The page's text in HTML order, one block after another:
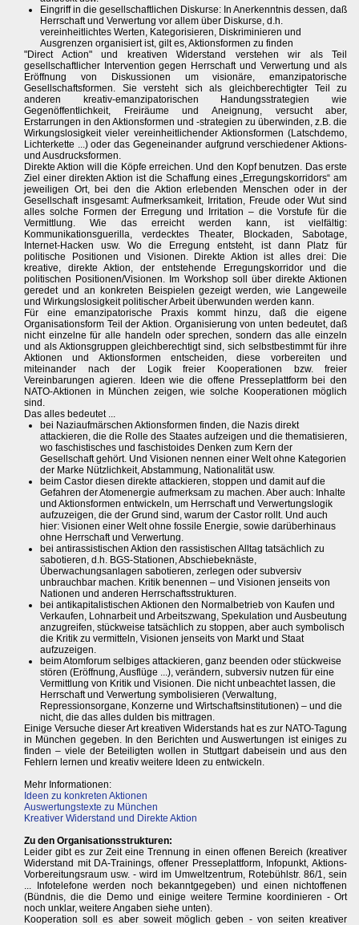
Eingriff in die gesellschaftlichen Diskurse: In Anerkenntnis dessen, daß
Herrschaft und Verwertung vor allem über Diskurse, d.h.
vereinheitlichtes Werten, Kategorisieren, Diskriminieren und
Ausgrenzen organisiert ist, gilt es, Aktionsformen zu finden
"Direct Action" und kreativen Widerstand verstehen wir als Teil
gesellschaftlicher Intervention gegen Herrschaft und Verwertung und als
Eröffnung von Diskussionen um visionäre, emanzipatorische
Gesellschaftsformen. Sie versteht sich als gleichberechtigter Teil zu
anderen kreativ-emanzipatorischen Handungsstrategien wie
Gegenöffentlichkeit, Freiräume und Aneignung, versucht aber,
Erstarrungen in den Aktionsformen und -strategien zu überwinden, z.B. die
Wirkungslosigkeit vieler vereinheitlichender Aktionsformen (Latschdemo,
Lichterkette ...) oder das Gegeneinander aufgrund verschiedener Aktions-
und Ausdrucksformen.
Direkte Aktion will die Köpfe erreichen. Und den Kopf benutzen. Das erste
Ziel einer direkten Aktion ist die Schaffung eines „Erregungskorridors“ am
jeweiligen Ort, bei den die Aktion erlebenden Menschen oder in der
Gesellschaft insgesamt: Aufmerksamkeit, Irritation, Freude oder Wut sind
alles solche Formen der Erregung und Irritation – die Vorstufe für die
Vermittlung. Wie das erreicht werden kann, ist vielfältig:
Kommunikationsguerilla, verdecktes Theater, Blockaden, Sabotage,
Internet-Hacken usw. Wo die Erregung entsteht, ist dann Platz für
politische Positionen und Visionen. Direkte Aktion ist alles drei: Die
kreative, direkte Aktion, der entstehende Erregungskorridor und die
politischen Positionen/Visionen. Im Workshop soll über direkte Aktionen
geredet und an konkreten Beispielen gezeigt werden, wie Langeweile
und Wirkungslosigkeit politischer Arbeit überwunden werden kann.
Für eine emanzipatorische Praxis kommt hinzu, daß die eigene
Organisationsform Teil der Aktion. Organisierung von unten bedeutet, daß
nicht einzelne für alle handeln oder sprechen, sondern das alle einzeln
und als Aktionsgruppen gleichberechtigt sind, sich selbstbestimmt für ihre
Aktionen und Aktionsformen entscheiden, diese vorbereiten und
miteinander nach der Logik freier Kooperationen bzw. freier
Vereinbarungen agieren. Ideen wie die offene Presseplattform bei den
NATO-Aktionen in München zeigen, wie solche Kooperationen möglich
sind.
Das alles bedeutet ...
bei Naziaufmärschen Aktionsformen finden, die Nazis direkt
attackieren, die die Rolle des Staates aufzeigen und die thematisieren,
wo faschistisches und faschistoides Denken zum Kern der
Gesellschaft gehört. Und Visionen nennen einer Welt ohne Kategorien
der Marke Nützlichkeit, Abstammung, Nationalität usw.
beim Castor diesen direkte attackieren, stoppen und damit auf die
Gefahren der Atomenergie aufmerksam zu machen. Aber auch: Inhalte
und Aktionsformen entwickeln, um Herrschaft und Verwertungslogik
aufzuzeigen, die der Grund sind, warum der Castor rollt. Und auch
hier: Visionen einer Welt ohne fossile Energie, sowie darüberhinaus
ohne Herrschaft und Verwertung.
bei antirassistischen Aktion den rassistischen Alltag tatsächlich zu
sabotieren, d.h. BGS-Stationen, Abschiebeknäste,
Überwachungsanlagen sabotieren, zerlegen oder subversiv
unbrauchbar machen. Kritik benennen – und Visionen jenseits von
Nationen und anderen Herrschaftsstrukturen.
bei antikapitalistischen Aktionen den Normalbetrieb von Kaufen und
Verkaufen, Lohnarbeit und Arbeitszwang, Spekulation und Ausbeutung
anzugreifen, stückweise tatsächlich zu stoppen, aber auch symbolisch
die Kritik zu vermitteln, Visionen jenseits von Markt und Staat
aufzuzeigen.
beim Atomforum selbiges attackieren, ganz beenden oder stückweise
stören (Eröffnung, Ausflüge ...), verändern, subversiv nutzen für eine
Vermittlung von Kritik und Visionen. Die nicht unbeachtet lassen, die
Herrschaft und Verwertung symbolisieren (Verwaltung,
Repressionsorgane, Konzerne und Wirtschaftsinstitutionen) – und die
nicht, die das alles dulden bis mittragen.
Einige Versuche dieser Art kreativen Widerstands hat es zur NATO-Tagung
in München gegeben. In den Berichten und Auswertungen ist einiges zu
finden – viele der Beteiligten wollen in Stuttgart dabeisein und aus den
Fehlern lernen und kreativ weitere Ideen zu entwickeln.
Mehr Informationen:
Ideen zu konkreten Aktionen
Auswertungstexte zu München
Kreativer Widerstand und Direkte Aktion
Zu den Organisationsstrukturen:
Leider gibt es zur Zeit eine Trennung in einen offenen Bereich (kreativer
Widerstand mit DA-Trainings, offener Presseplattform, Infopunkt, Aktions-
Vorbereitungsraum usw. - wird im Umweltzentrum, Rotebühlstr. 86/1, sein
... Infotelefone werden noch bekanntgegeben) und einen nichtoffenen
(Bündnis, die die Demo und einige weitere Termine koordinieren - Ort
noch unklar, weitere Angaben siehe unten).
Kooperation soll es aber soweit möglich geben - von seiten kreativer